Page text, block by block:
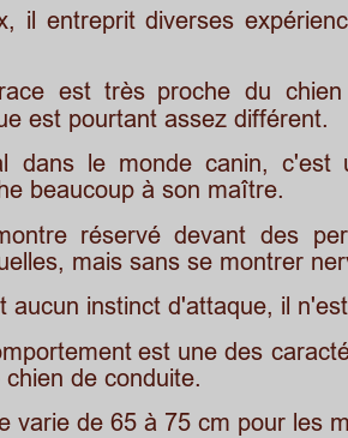
il entreprit diverses
race est très proche du chien
est pourtant assez différent.
dans le monde canin, c'est
beaucoup à son maître.
réservé devant des
mais sans se montrer
aucun instinct d'attaque, il
est une des
chien de conduite.
varie de 65 à 75 cm pour les